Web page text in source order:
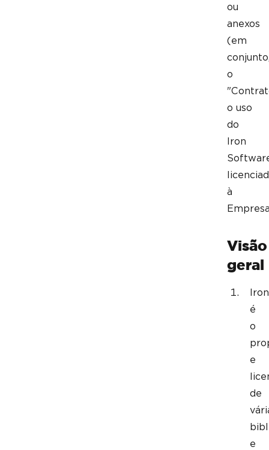
ou
anexos
(em
o
o uso
do
Iron
à
Visão
geral
Iron
é
o
e
de
e